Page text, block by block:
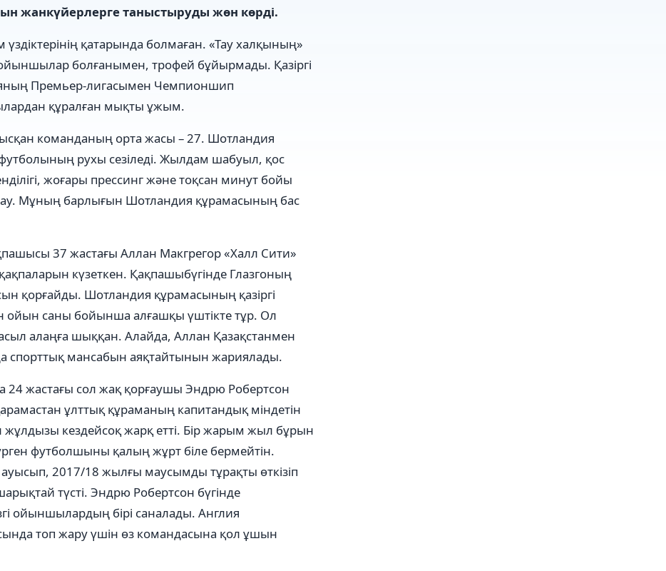
жанкүйерлерге таныстыруды жөн көрді.
қатарында болмаған. «Тау халқының»
болғанымен, трофей бұйырмады. Қазіргі
Премьер-лигасымен Чемпионшип
құралған мықты ұжым.
команданың орта жасы – 27. Шотландия
рухы сезіледі. Жылдам шабуыл, қос
жоғары прессинг және тоқсан минут бойы
Мұның барлығын Шотландия құрамасының бас
37 жастағы Аллан Макгрегор «Халл Сити»
күзеткен. Қақпашыбүгінде Глазгоның
қорғайды. Шотландия құрамасының қазіргі
саны бойынша алғашқы үштікте тұр. Ол
алаңға шыққан. Алайда, Аллан Қазақстанмен
спорттық мансабын аяқтайтынын жариялады.
24 жастағы сол жақ қорғаушы Эндрю Робертсон
ұлттық құраманың капитандық міндетін
кездейсоқ жарқ етті. Бір жарым жыл бұрын
футболшыны қалың жұрт біле бермейтін.
2017/18 жылғы маусымды тұрақты өткізіп
түсті. Эндрю Робертсон бүгінде
ойыншылардың бірі саналады. Англия
топ жару үшін өз командасына қол ұшын